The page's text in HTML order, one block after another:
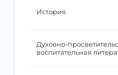
История
Духовно-
воспитательная